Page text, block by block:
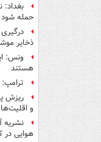
بغداد:
حمله شود
ذخایر
ونس:
هستند
ترامپ:
ریزش
و
نشریه
هوایی در